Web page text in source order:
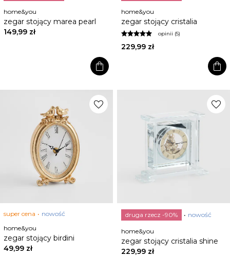
home&you
zegar stojący marea pearl
149,99 zł
shopping_bag
home&you
zegar stojący cristalia
opinii (5)
229,99 zł
shopping_bag
favorite
super cena
nowość
home&you
zegar stojący birdini
49,99 zł
favorite
druga rzecz -90% nowość
home&you
zegar stojący cristalia shine
229,99 zł